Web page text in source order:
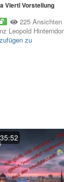
Viertl Vorstellung
225 Ansichten
Leopold
zu